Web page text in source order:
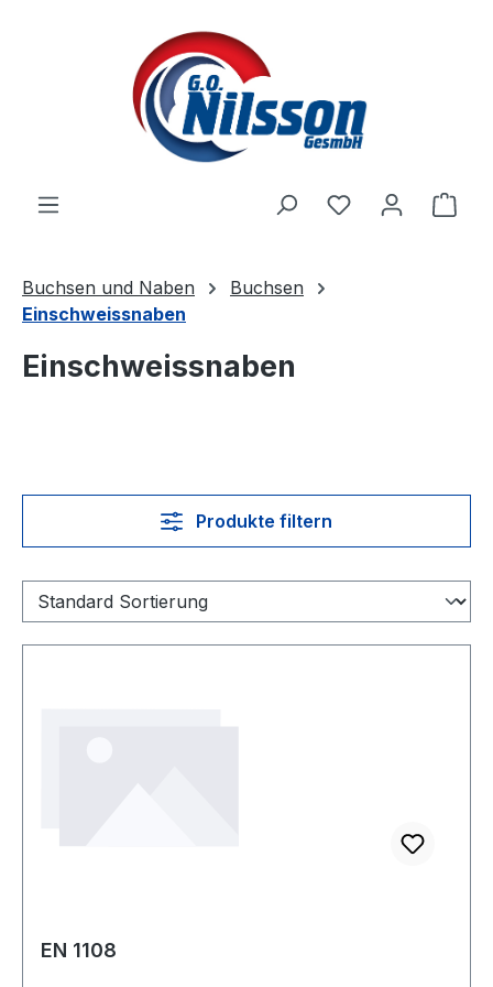
Zum Hauptinhalt springen
Buchsen und Naben
Buchsen
Einschweissnaben
Einschweissnaben
Produkte filtern
EN 1108